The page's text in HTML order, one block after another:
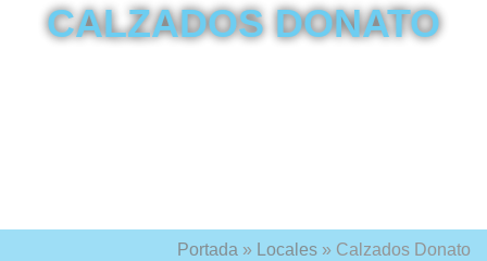
CALZADOS DONATO
Portada » Locales » Calzados Donato